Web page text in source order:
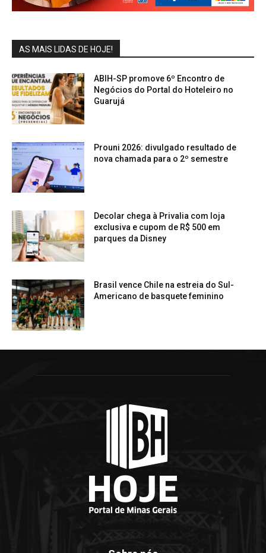
AS MAIS LIDAS DE HOJE!
ABIH-SP promove 6º Encontro de
Negócios do Portal do Hoteleiro no
Guarujá
Prouni 2026: divulgado resultado de
nova chamada para o 2º semestre
Decolar chega à Privalia com loja
exclusiva e cupom de R$ 500 em
parques da Disney
Brasil vence Chile na estreia do Sul-
Americano de basquete feminino